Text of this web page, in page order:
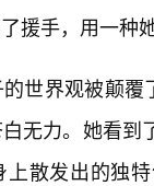
援手，用一种
世界观被颠覆
无力。她看
散发出的独